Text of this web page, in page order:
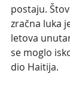
postaju.
zračna luka
letova
se moglo
dio Haitija.